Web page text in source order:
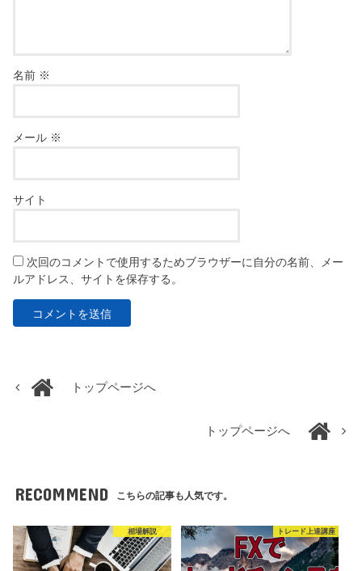
名前 ※
メール ※
サイト
次回のコメントで使用するためブラウザーに自分の名前、メー
ルアドレス、サイトを保存する。
トップページへ
トップページへ
RECOMMEND こちらの記事も人気です。
相場解説 トレード上達講座